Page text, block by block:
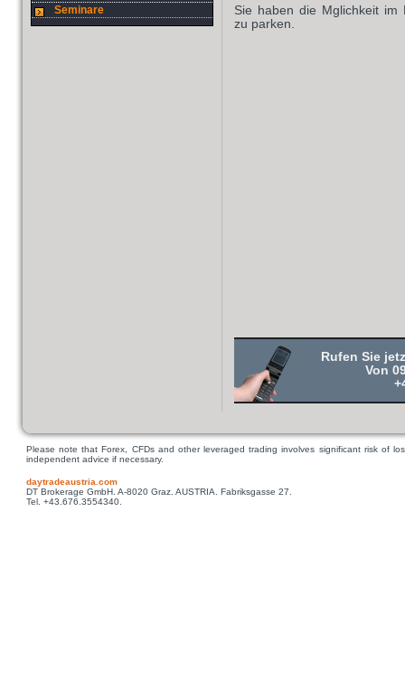
Seminare
Sie haben die Mglichkeit im
zu parken.
Rufen Sie
Von
Please note that Forex, CFDs and other leveraged trading involves significant risk of
independent advice if necessary.
daytradeaustria.com
DT Brokerage GmbH. A-8020 Graz. AUSTRIA. Fabriksgasse 27.
Tel. +43.676.3554340.